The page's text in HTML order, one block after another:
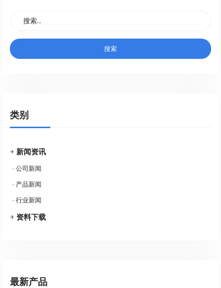
类别
+ 新闻资讯
-公司新闻
- 产品新闻
-行业新闻
+ 资料下载
最新产品